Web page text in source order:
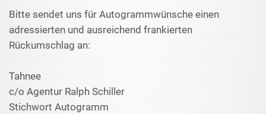
Bitte sendet uns für Autogrammwünsche einen
adressierten und ausreichend frankierten
Rückumschlag an:
Tahnee
c/o Agentur Ralph Schiller
Stichwort Autogramm